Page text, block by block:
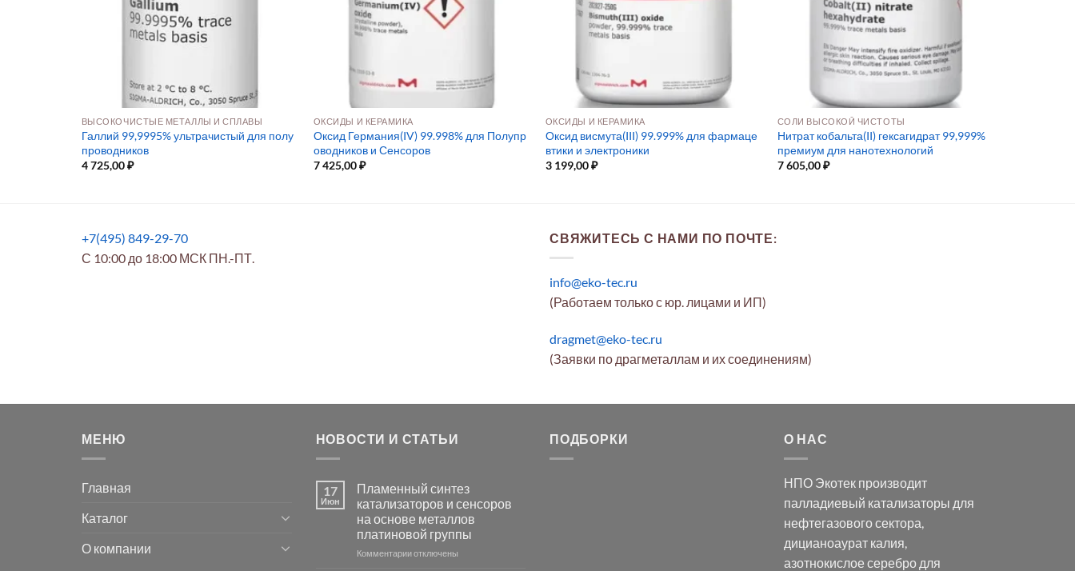
ВЫСОКОЧИСТЫЕ МЕТАЛЛЫ И СПЛАВЫ
Галлий 99,9995% ультрачистый для полу
проводников
4 725,00₽
ОКСИДЫ И КЕРАМИКА
Оксид Германия(IV) 99.998% для Полупр
оводников и Сенсоров
7 425,00₽
ОКСИДЫ И КЕРАМИКА
Оксид висмута(III) 99.999% для фармаце
втики и электроники
3 199,00₽
СОЛИ ВЫСОКОЙ ЧИСТОТЫ
Нитрат кобальта(II) гексагидрат 99,999%
премиум для нанотехнологий
7 605,00₽
+7(495) 849-29-70
С 10:00 до 18:00 МСК ПН.-ПТ.
СВЯЖИТЕСЬ С НАМИ ПО ПОЧТЕ:
info@eko-tec.ru
(Работаем только с юр. лицами и ИП)
dragmet@eko-tec.ru
(Заявки по драгметаллам и их соединениям)
МЕНЮ
Главная
Каталог
О компании
НОВОСТИ И СТАТЬИ
17
Июн
Пламенный синтез
катализаторов и сенсоров
на основе металлов
платиновой группы
Комментариикотключены
ПОДБОРКИ О НАС
НПО Экотек производит
палладиевый катализаторы для
нефтегазового сектора,
дицианоаурат калия,
азотнокислое серебродля